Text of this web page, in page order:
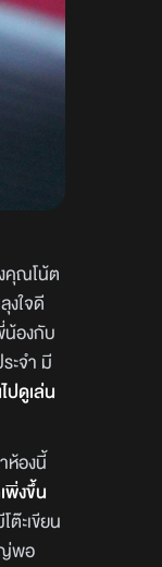
คุณโน้ต
ใจดี
น้องกับ
ะจำ มี
ปดูเล่น
ห้องนี้
พิ่งขึ้น
ะเขียน
ญ่พอ